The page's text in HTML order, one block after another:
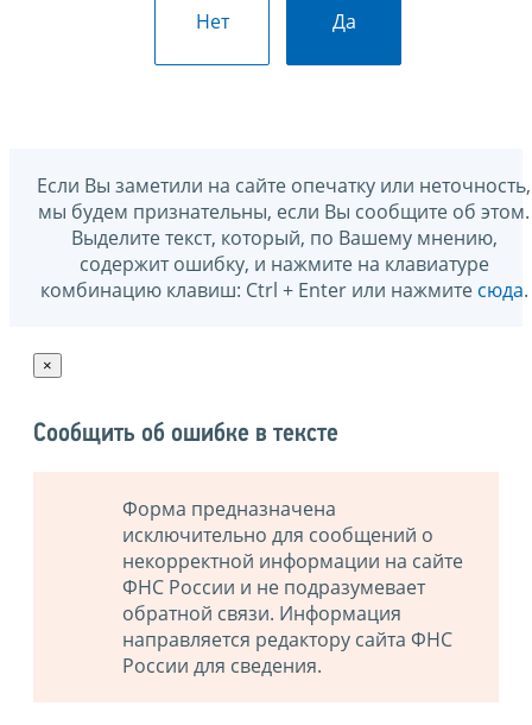
Нет Да
Если Вы заметили на сайте опечатку или неточность,
мы будем признательны, если Вы сообщите об этом.
Выделите текст, который, по Вашему мнению,
содержит ошибку, и нажмите на клавиатуре
комбинацию клавиш: Ctrl + Enter или нажмите сюда.
×
Сообщить об ошибке в тексте
Форма предназначена
исключительно для сообщений о
некорректной информации на сайте
ФНС России и не подразумевает
обратной связи. Информация
направляется редактору сайта ФНС
России для сведения.